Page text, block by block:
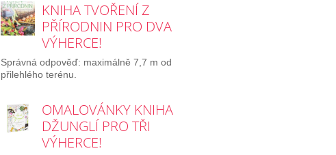
KNIHA TVOŘENÍ Z
PŘÍRODNIN PRO DVA
VÝHERCE!
Správná odpověď: maximálně 7,7 m od
přilehlého terénu.
OMALOVÁNKY KNIHA
DŽUNGLÍ PRO TŘI
VÝHERCE!